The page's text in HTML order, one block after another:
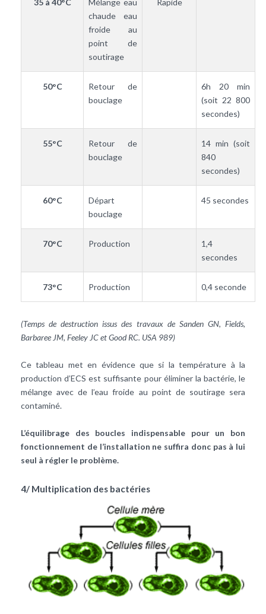
chaude eau
froide au
point de
soutirage
50°C
Retour de
bouclage
6h 20 min
(soit 22 800
secondes)
55°C
Retour de
bouclage
14 min (soit
840
secondes)
60°C
Départ
bouclage
45 secondes
70°C Production
1,4
secondes
73°C Production 0,4 seconde
(Temps de destruction issus des travaux de Sanden GN, Fields,
Barbaree JM, Feeley JC et Good RC. USA 989)
Ce tableau met en évidence que si la température à la
production d’ECS est suffisante pour éliminer la bactérie, le
mélange avec de l’eau froide au point de soutirage sera
contaminé.
L’équilibrage des boucles indispensable pour un bon
fonctionnement de l’installation ne suffira donc pas à lui
seul à régler le problème.
4/ Multiplication des bactéries